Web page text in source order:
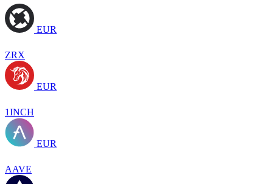
EUR
ZRX
EUR
1INCH
EUR
AAVE